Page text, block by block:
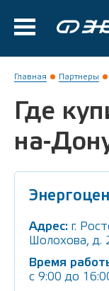
Главная Партнеры
Где
на-
Адрес: г.
Шолохова, д.
Время
с 9:00 до